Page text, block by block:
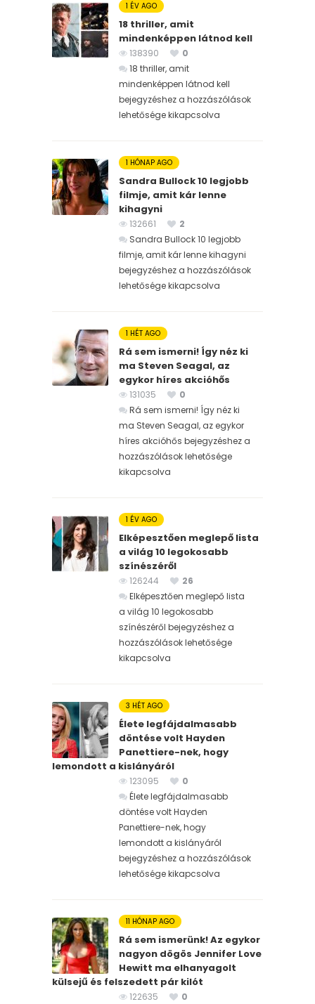
1 ÉV AGO
18 thriller, amit
mindenképpen látnod kell
138390
0
18 thriller, amit
mindenképpen látnod kell
bejegyzéshez a hozzászólások
lehetősége kikapcsolva
1 HÓNAP AGO
Sandra Bullock 10 legjobb
filmje, amit kár lenne
kihagyni
132661
2
Sandra Bullock 10 legjobb
filmje, amit kár lenne kihagyni
bejegyzéshez a hozzászólások
lehetősége kikapcsolva
1 HÉT AGO
Rá sem ismerni! Így néz ki
ma Steven Seagal, az
egykor híres akcióhős
131035
0
Rá sem ismerni! Így néz ki
ma Steven Seagal, az egykor
híres akcióhős bejegyzéshez a
hozzászólások lehetősége
kikapcsolva
1 ÉV AGO
Elképesztően meglepő lista
a világ 10 legokosabb
színészéről
126244
26
Elképesztően meglepő lista
a világ 10 legokosabb
színészéről bejegyzéshez a
hozzászólások lehetősége
kikapcsolva
3 HÉT AGO
Élete legfájdalmasabb
döntése volt Hayden
Panettiere-nek, hogy
lemondott a kislányáról
123095
0
Élete legfájdalmasabb
döntése volt Hayden
Panettiere-nek, hogy
lemondott a kislányáról
bejegyzéshez a hozzászólások
lehetősége kikapcsolva
11 HÓNAP AGO
Rá sem ismerünk! Az egykor
nagyon dögös Jennifer Love
Hewitt ma elhanyagolt
külsejű és felszedett pár kilót
122635
0